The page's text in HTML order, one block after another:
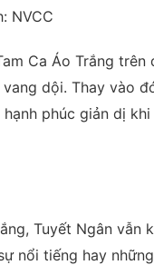
NVCC
Ca Áo Trắng trên
dội. Thay vào
phúc giản dị
Tuyết Ngân vẫn
nổi tiếng hay